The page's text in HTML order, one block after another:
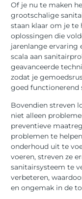
Of je nu te maken
grootschalige
staan klaar om je te
oplossingen die
jarenlange ervaring
scala aan
geavanceerde
zodat je
goed functionerend
Bovendien streven
niet alleen
preventieve
problemen te
onderhoud uit te
voeren, streven ze
sanitairsysteem te
verbeteren,
en ongemak in de